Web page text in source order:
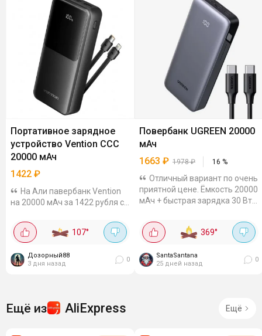
Портативное зарядное
устройство Vention CCC
20000 мАч
1422 ₽
На Али павербанк Vention
на 20000 мАч за 1422 рубля с
провода - и под iPhone
(Lightning), и под Type-C.
заряжается быстро, часа за 3-
4...
107°
Дозорный88
3 дня назад
0
Повербанк UGREEN 20000
мАч
1663 ₽ 1978₽ 16 %
Отличный вариант по очень
приятной цене. Ёмкость 20000
мАч + быстрая зарядка 30 Вт.
заряжает быстро, например,
iPhone 16 Pro можно
подпитать на 55% всего...
369°
SantaSantana
25 дней назад
0
Ещё из AliExpress Ещё